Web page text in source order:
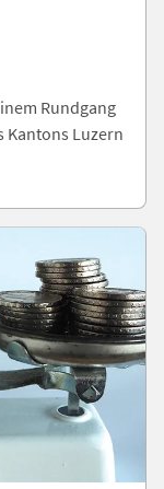
Rundgang
Kantons Luzern